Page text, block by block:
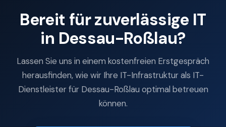
Bereit für zuverlässige IT
in Dessau-Roßlau?
Lassen Sie uns in einem kostenfreien Erstgespräch
herausfinden, wie wir Ihre IT-Infrastruktur als IT-
Dienstleister für Dessau-Roßlau optimal betreuen
können.